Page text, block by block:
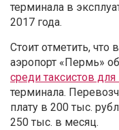
терминала в
2017 года.
Стоит отметить,
аэропорт «Пермь»
среди таксистов
терминала.
плату в 200 тыс.
250 тыс. в месяц.